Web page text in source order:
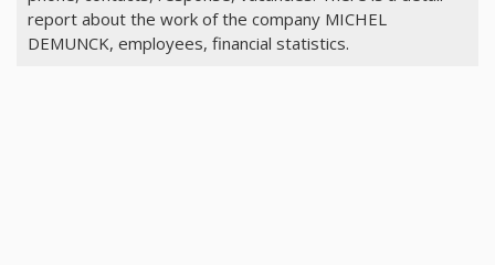
report about the work of the company MICHEL
DEMUNCK, employees, financial statistics.